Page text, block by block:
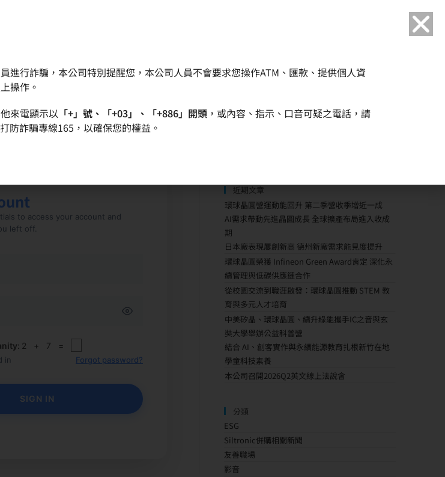
語言
品質政策
to access your account and
left off.
2 + 7 =
in Forgot password?
SIGN IN
近期文章
環球晶圓營運動能回升 第二季營收季增近一成
AI需求帶動先進晶圓成長 全球擴產布局進入收成
期
日本廠表現屢創新高 德州新廠需求能見度提升
環球晶圓榮獲 Infineon Green Award肯定 深化永
續管理與低碳供應鏈合作
從校園交流到職涯啟發：環球晶圓推動 STEM 教
育與多元人才培育
中美矽晶、環球晶圓、續升綠能攜手IC之音與玄
奘大學舉辦公益科普營
結合 AI、創客實作與永續能源教育扎根新竹在地
學童科技素養
本公司召開2026Q2英文線上法說會
分類
ESG
Siltronic併購相關新聞
友善職場
影音
行詐騙，本公司特別提醒您，本公司人員不會要求您操作ATM、匯款、提供個人資
操作。
來電顯示以 「+」號、「+03」、「+886」開頭 ，或內容、指示、口音可疑之電話，請
防詐騙專線165，以確保您的權益。